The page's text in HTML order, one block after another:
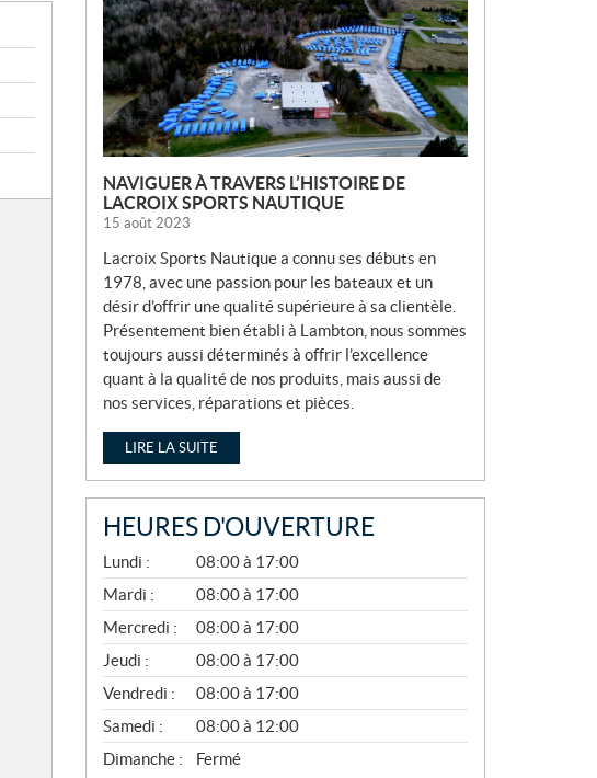
L
L
E
S
NAVIGUER À TRAVERS L’HISTOIRE DE
LACROIX SPORTS NAUTIQUE
15 août 2023
Lacroix Sports Nautique a connu ses débuts en
1978, avec une passion pour les bateaux et un
désir d’offrir une qualité supérieure à sa clientèle.
Présentement bien établi à Lambton, nous sommes
toujours aussi déterminés à offrir l’excellence
quant à la qualité de nos produits, mais aussi de
nos services, réparations et pièces.
LIRE LA SUITE
HEURES D'OUVERTURE
A
V
R
I
L
À
N
O
V
E
M
B
R
Lundi :
08:00 à 17:00
Mardi :
08:00 à 17:00
Mercredi :
08:00 à 17:00
Jeudi :
08:00 à 17:00
Vendredi :
08:00 à 17:00
Samedi :
08:00 à 12:00
Dimanche :
Fermé